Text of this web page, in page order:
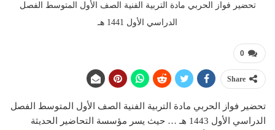
تحضير فواز الحربي مادة التربية الفنية الصف الأول المتوسط الفصل
الدراسي الأول 1441 هـ
0
Share
تحضير فواز الحربي مادة التربية الفنية الصف الأول المتوسط الفصل
الدراسي الأول 1443 هـ … حيث يسر مؤسسة التحاضير الحديثة